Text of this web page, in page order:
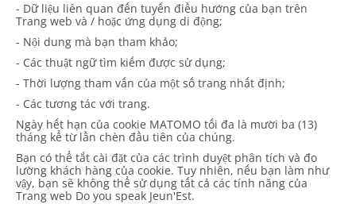
- Dữ liệu liên quan đến tuyến điều hướng của bạn trên
Trang web và / hoặc ứng dụng di động;
- Nội dung mà bạn tham khảo;
- Các thuật ngữ tìm kiếm được sử dụng;
- Thời lượng tham vấn của một số trang nhất định;
- Các tương tác với trang.
Ngày hết hạn của cookie MATOMO tối đa là mười ba (13)
tháng kể từ lần chèn đầu tiên của chúng.
Bạn có thể tắt cài đặt của các trình duyệt phân tích và đo
lường khách hàng của cookie. Tuy nhiên, nếu bạn làm như
vậy, bạn sẽ không thể sử dụng tất cả các tính năng của
Trang web Do you speak Jeun'Est.